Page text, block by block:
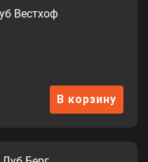
Вестхоф
В корзину